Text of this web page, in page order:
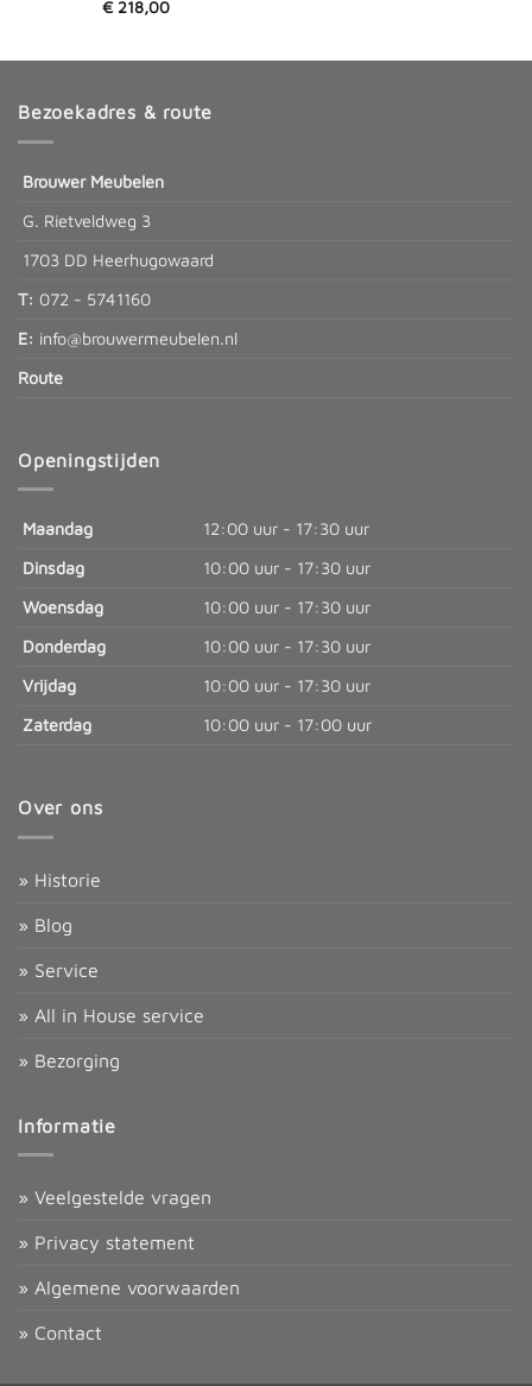
€ 218,00
Bezoekadres & route
Brouwer Meubelen
G. Rietveldweg 3
1703 DD Heerhugowaard
T: 072 - 5741160
E: info@brouwermeubelen.nl
Route
Openingstijden
Maandag
12:00 uur - 17:30 uur
Dinsdag
10:00 uur - 17:30 uur
Woensdag
10:00 uur - 17:30 uur
Donderdag
10:00 uur - 17:30 uur
Vrijdag
10:00 uur - 17:30 uur
Zaterdag
10:00 uur - 17:00 uur
Over ons
» Historie
» Blog
» Service
» All in House service
» Bezorging
Informatie
» Veelgestelde vragen
» Privacy statement
» Algemene voorwaarden
» Contact